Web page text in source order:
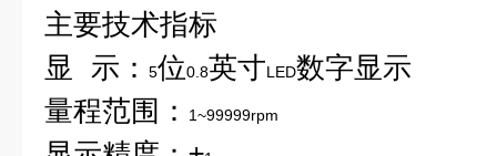
主要技术指标
显
示： 5位0.8英寸LED数字显示
量程范围：
1~99999rpm